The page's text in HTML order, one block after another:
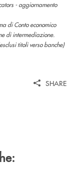
- aggiornamento
di Conto economico
di intermediazione.
titoli verso banche)
SHARE